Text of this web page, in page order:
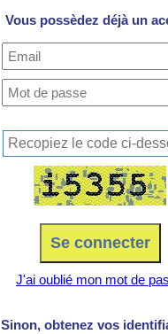
Vous possèdez déjà un
J'ai oublié mon mot de
Sinon, obtenez vos